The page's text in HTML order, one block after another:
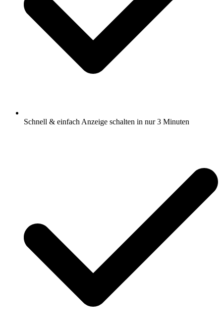
Schnell & einfach Anzeige schalten in nur 3 Minuten